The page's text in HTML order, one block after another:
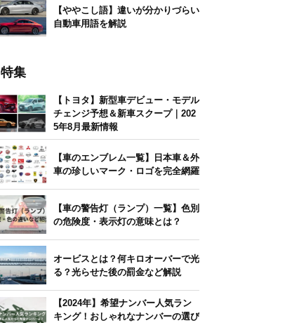
【ややこし語】違いが分かりづらい
自動車用語を解説
特集
【トヨタ】新型車デビュー・モデル
チェンジ予想＆新車スクープ｜202
5年8月最新情報
【車のエンブレム一覧】日本車＆外
車の珍しいマーク・ロゴを完全網羅
【車の警告灯（ランプ）一覧】色別
の危険度・表示灯の意味とは？
オービスとは？何キロオーバーで光
る？光らせた後の罰金など解説
【2024年】希望ナンバー人気ラン
キング！おしゃれなナンバーの選び